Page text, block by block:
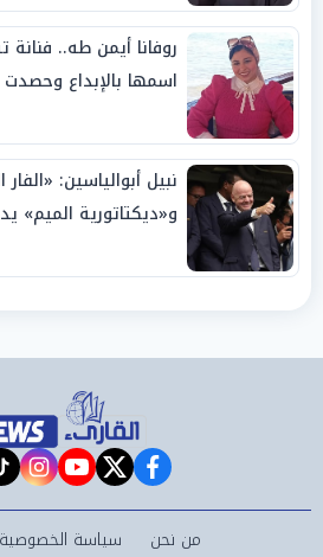
روفانا أيمن طه..
اسمها بالإبداع وحصدت
نبيل أبوالياسين:
و«ديكتاتورية الميم»
facebook
twitter
youtube
من نحن سياسة الخصوصية